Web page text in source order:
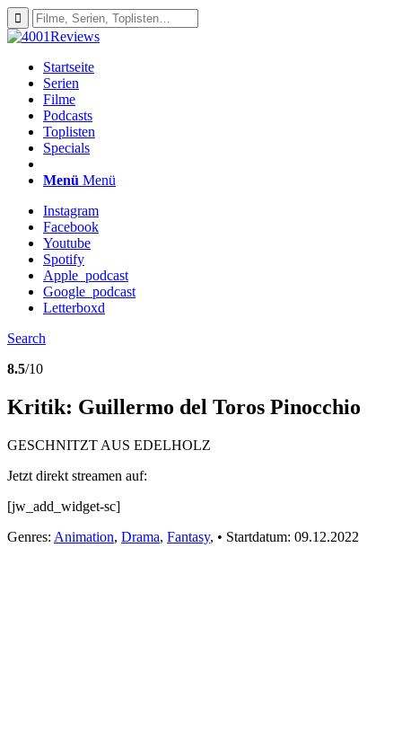
Startseite
Serien
Filme
Podcasts
Toplisten
Specials
Menü Menü
Instagram
Facebook
Youtube
Spotify
Apple_podcast
Google_podcast
Letterboxd
Search
8.5/10
Kritik: Guillermo del Toros Pinocchio
GESCHNITZT AUS EDELHOLZ
Jetzt direkt streamen auf:
[jw_add_widget-sc]
Genres: Animation, Drama, Fantasy, • Startdatum: 09.12.2022